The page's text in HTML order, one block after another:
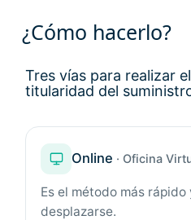
¿Cómo hacerlo?
Tres vías para realizar
titularidad del
Online · Oficina
Es el método más
desplazarse.